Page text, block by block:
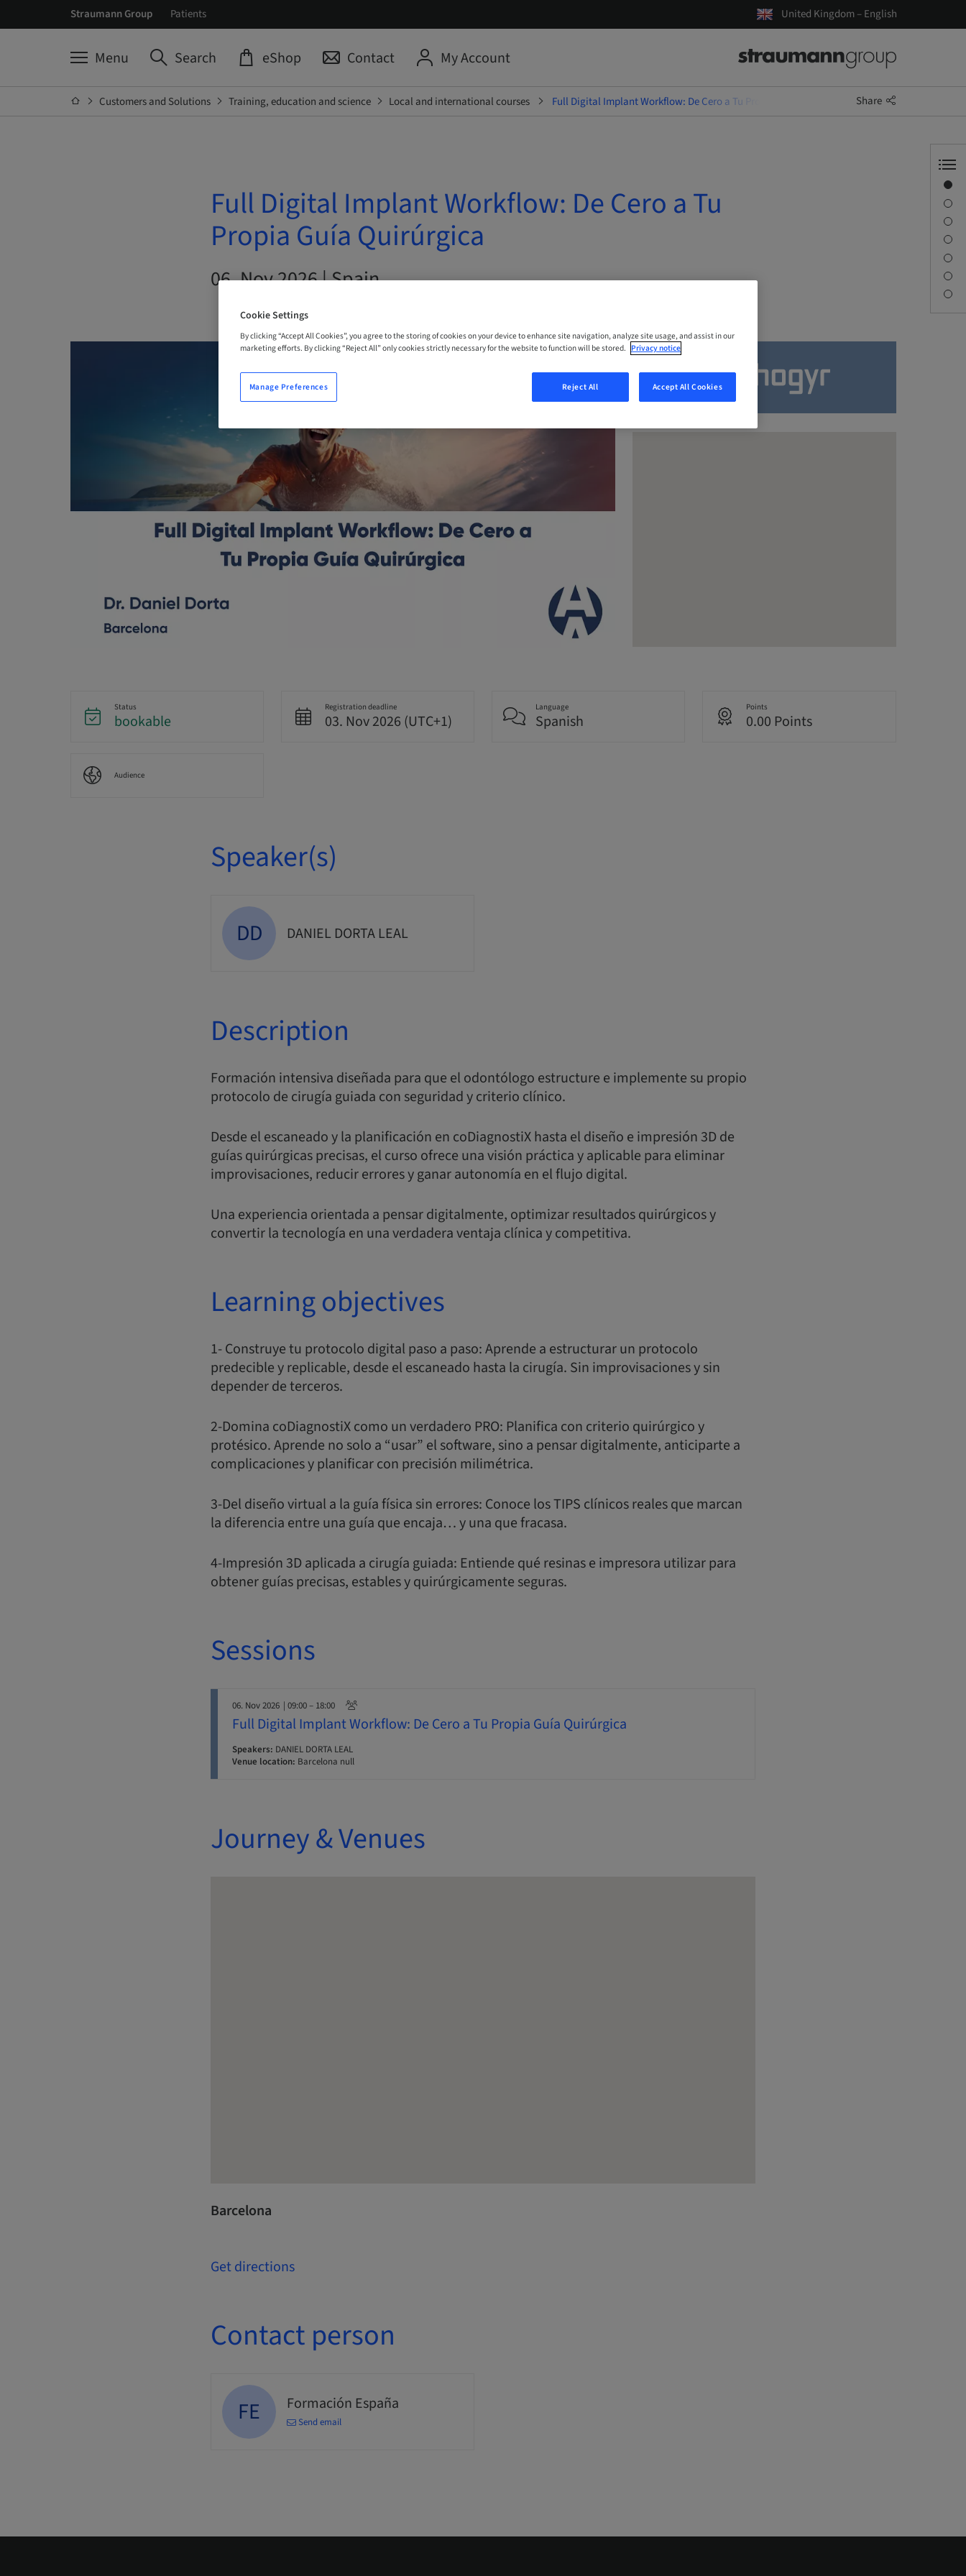
Straumann Group Patients United Kingdom – English
Menu Search eShop Contact My Account
Customers and Solutions Training, education and science Local and international courses Full Digital Implant Workflow: De Cero a Tu Propia Guía Quirúrgica Share
Full Digital Implant Workflow: De Cero a Tu
Propia Guía Quirúrgica
06. Nov 2026 | Spain
Status
bookable
Registration deadline
03. Nov 2026 (UTC+1)
Language
Spanish
Points
0.00 Points
Audience
Speaker(s)
DD DANIEL DORTA LEAL
Description
Formación intensiva diseñada para que el odontólogo estructure e implemente su propio
protocolo de cirugía guiada con seguridad y criterio clínico.
Desde el escaneado y la planificación en coDiagnostiX hasta el diseño e impresión 3D de
guías quirúrgicas precisas, el curso ofrece una visión práctica y aplicable para eliminar
improvisaciones, reducir errores y ganar autonomía en el flujo digital.
Una experiencia orientada a pensar digitalmente, optimizar resultados quirúrgicos y
convertir la tecnología en una verdadera ventaja clínica y competitiva.
Learning objectives
1- Construye tu protocolo digital paso a paso: Aprende a estructurar un protocolo
predecible y replicable, desde el escaneado hasta la cirugía. Sin improvisaciones y sin
depender de terceros.
2-Domina coDiagnostiX como un verdadero PRO: Planifica con criterio quirúrgico y
protésico. Aprende no solo a “usar” el software, sino a pensar digitalmente, anticiparte a
complicaciones y planificar con precisión milimétrica.
3-Del diseño virtual a la guía física sin errores: Conoce los TIPS clínicos reales que marcan
la diferencia entre una guía que encaja… y una que fracasa.
4-Impresión 3D aplicada a cirugía guiada: Entiende qué resinas e impresora utilizar para
obtener guías precisas, estables y quirúrgicamente seguras.
Sessions
06. Nov 2026 | 09:00 – 18:00
Full Digital Implant Workflow: De Cero a Tu Propia Guía Quirúrgica
Speakers: DANIEL DORTA LEAL
Venue location: Barcelona null
Journey & Venues
Barcelona
Get directions
Contact person
FE Formación España
Send email
Cookie Settings
By clicking “Accept All Cookies”, you agree to the storing of cookies on your device to enhance site navigation, analyze site usage, and assist in our
marketing efforts. By clicking “Reject All” only cookies strictly necessary for the website to function will be stored. Privacy notice
Reject All Accept All Cookies
Manage Preferences